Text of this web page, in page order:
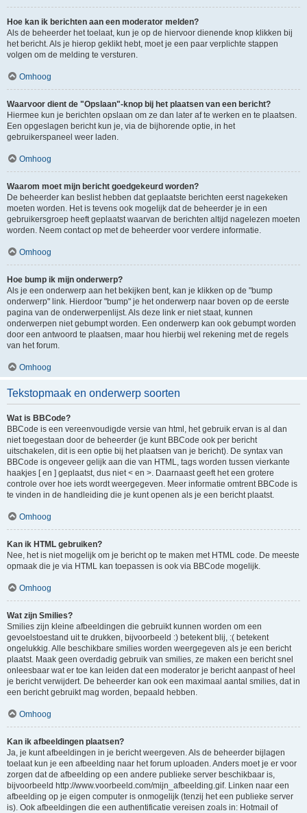
Hoe kan ik berichten aan een moderator melden?
Als de beheerder het toelaat, kun je op de hiervoor dienende knop klikken bij
het bericht. Als je hierop geklikt hebt, moet je een paar verplichte stappen
volgen om de melding te versturen.
Omhoog
Waarvoor dient de "Opslaan"-knop bij het plaatsen van een bericht?
Hiermee kun je berichten opslaan om ze dan later af te werken en te plaatsen.
Een opgeslagen bericht kun je, via de bijhorende optie, in het
gebruikerspaneel weer laden.
Omhoog
Waarom moet mijn bericht goedgekeurd worden?
De beheerder kan beslist hebben dat geplaatste berichten eerst nagekeken
moeten worden. Het is tevens ook mogelijk dat de beheerder je in een
gebruikersgroep heeft geplaatst waarvan de berichten altijd nagelezen moeten
worden. Neem contact op met de beheerder voor verdere informatie.
Omhoog
Hoe bump ik mijn onderwerp?
Als je een onderwerp aan het bekijken bent, kan je klikken op de "bump
onderwerp" link. Hierdoor "bump" je het onderwerp naar boven op de eerste
pagina van de onderwerpenlijst. Als deze link er niet staat, kunnen
onderwerpen niet gebumpt worden. Een onderwerp kan ook gebumpt worden
door een antwoord te plaatsen, maar hou hierbij wel rekening met de regels
van het forum.
Omhoog
Tekstopmaak en onderwerp soorten
Wat is BBCode?
BBCode is een vereenvoudigde versie van html, het gebruik ervan is al dan
niet toegestaan door de beheerder (je kunt BBCode ook per bericht
uitschakelen, dit is een optie bij het plaatsen van je bericht). De syntax van
BBCode is ongeveer gelijk aan die van HTML, tags worden tussen vierkante
haakjes [ en ] geplaatst, dus niet < en >. Daarnaast geeft het een grotere
controle over hoe iets wordt weergegeven. Meer informatie omtrent BBCode is
te vinden in de handleiding die je kunt openen als je een bericht plaatst.
Omhoog
Kan ik HTML gebruiken?
Nee, het is niet mogelijk om je bericht op te maken met HTML code. De meeste
opmaak die je via HTML kan toepassen is ook via BBCode mogelijk.
Omhoog
Wat zijn Smilies?
Smilies zijn kleine afbeeldingen die gebruikt kunnen worden om een
gevoelstoestand uit te drukken, bijvoorbeeld :) betekent blij, :( betekent
ongelukkig. Alle beschikbare smilies worden weergegeven als je een bericht
plaatst. Maak geen overdadig gebruik van smilies, ze maken een bericht snel
onleesbaar wat er toe kan leiden dat een moderator je bericht aanpast of heel
je bericht verwijdert. De beheerder kan ook een maximaal aantal smilies, dat in
een bericht gebruikt mag worden, bepaald hebben.
Omhoog
Kan ik afbeeldingen plaatsen?
Ja, je kunt afbeeldingen in je bericht weergeven. Als de beheerder bijlagen
toelaat kun je een afbeelding naar het forum uploaden. Anders moet je er voor
zorgen dat de afbeelding op een andere publieke server beschikbaar is,
bijvoorbeeld http://www.voorbeeld.com/mijn_afbeelding.gif. Linken naar een
afbeelding op je eigen computer is onmogelijk (tenzij het een publieke server
is). Ook afbeeldingen die een authentificatie vereisen zoals in: Hotmail of